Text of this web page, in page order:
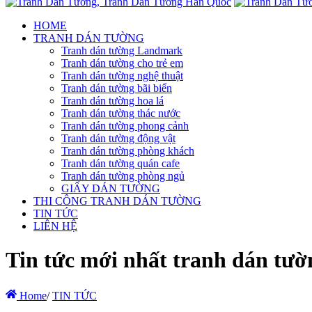
HOME
TRANH DÁN TƯỜNG
Tranh dán tường Landmark
Tranh dán tường cho trẻ em
Tranh dán tường nghệ thuật
Tranh dán tường bãi biển
Tranh dán tường hoa lá
Tranh dán tường thác nước
Tranh dán tường phong cảnh
Tranh dán tường động vật
Tranh dán tường phòng khách
Tranh dán tường quán cafe
Tranh dán tường phòng ngủ
GIẤY DÁN TƯỜNG
THI CÔNG TRANH DÁN TƯỜNG
TIN TỨC
LIÊN HỆ
Tin tức mới nhất tranh dán
Home/ TIN TỨC